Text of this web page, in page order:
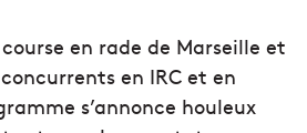
en rade de Marseille et
en IRC et en
s’annonce houleux